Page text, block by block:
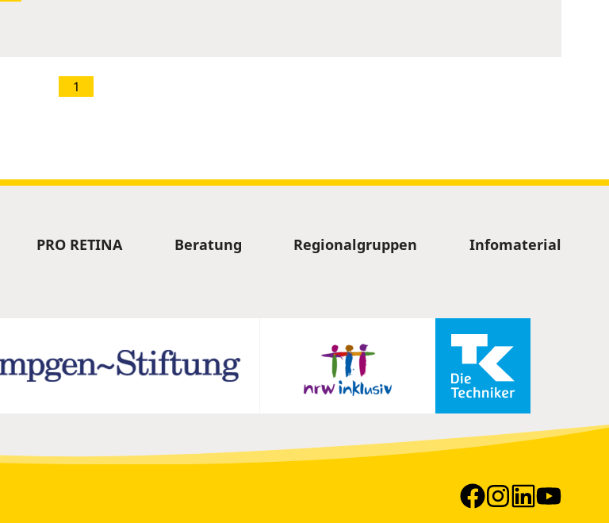
1
PRO RETINA Beratung Regionalgruppen Infomaterial